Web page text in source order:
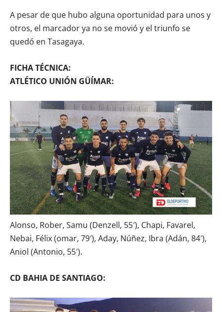
A pesar de que hubo alguna oportunidad para unos y
otros, el marcador ya no se movió y el triunfo se
quedó en Tasagaya.
FICHA TÉCNICA:
ATLÉTICO UNIÓN GÜÍMAR:
Alonso, Rober, Samu (Denzell, 55′), Chapi, Favarel,
Nebai, Félix (omar, 79′), Aday, Núñez, Ibra (Adán, 84′),
Aniol (Antonio, 55′).
CD BAHIA DE SANTIAGO: